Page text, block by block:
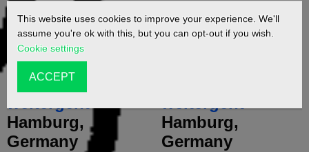
Das Wutschwert
muss man
herausziehen,
bevor es
weitergeht
Hamburg,
Germany
Das Wutschwert
muss man
weitergeht
Hamburg,
Germany
This website uses cookies to improve your experience. We'll
assume you're ok with this, but you can opt-out if you wish.
Cookie settings
ACCEPT